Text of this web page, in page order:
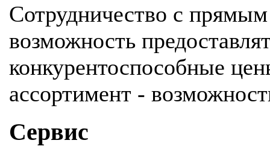
Сотрудничество с
возможность
конкурентоспособные
ассортимент -
Сервис